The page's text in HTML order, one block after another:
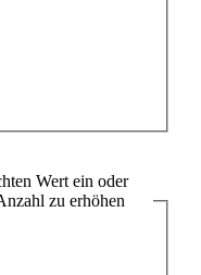
Wert ein oder
zu erhöhen